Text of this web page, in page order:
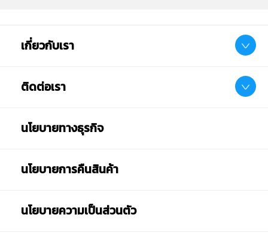
เกี่ยวกับเรา
ติดต่อเรา
นโยบายทางธุรกิจ
นโยบายการคืนสินค้า
นโยบายความเป็นส่วนตัว